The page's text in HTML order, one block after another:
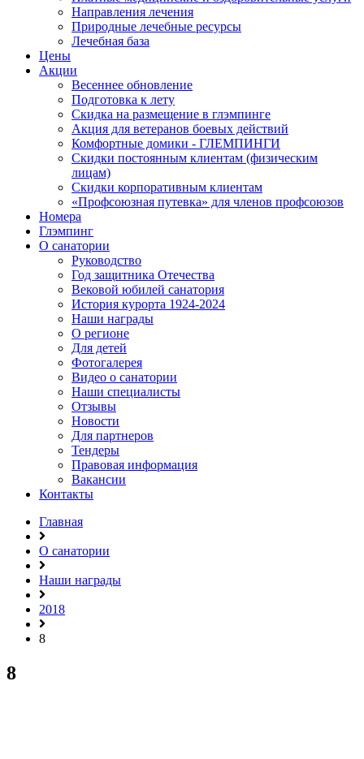
Направления лечения
Природные лечебные ресурсы
Лечебная база
Цены
Акции
Весеннее обновление
Подготовка к лету
Скидка на размещение в глэмпинге
Акция для ветеранов боевых действий
Комфортные домики - ГЛЕМПИНГИ
Скидки постоянным клиентам (физическим
лицам)
Скидки корпоративным клиентам
«Профсоюзная путевка» для членов профсоюзов
Номера
Глэмпинг
О санатории
Руководство
Год защитника Отечества
Вековой юбилей санатория
История курорта 1924-2024
Наши награды
О регионе
Для детей
Фотогалерея
Видео о санатории
Наши специалисты
Отзывы
Новости
Для партнеров
Тендеры
Правовая информация
Вакансии
Контакты
Главная
О санатории
Наши награды
2018
8
8